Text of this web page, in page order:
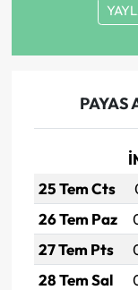
PAYAS
25 Tem Cts
26 Tem Paz
27 Tem Pts
28 Tem Sal